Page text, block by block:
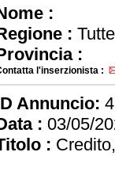
:
:
:
l'inserzionista :
Annuncio:
: 03/05/
: